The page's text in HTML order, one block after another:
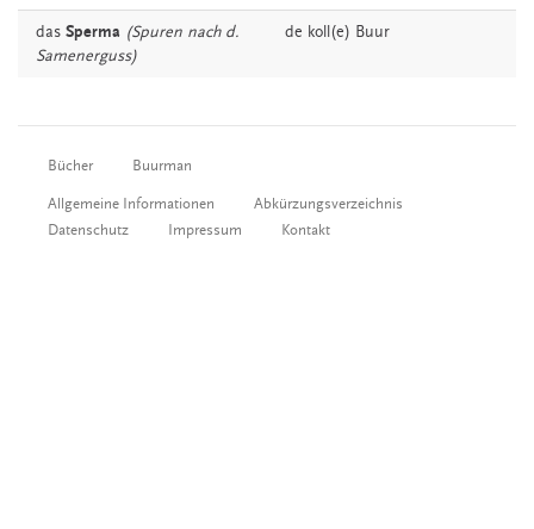
das Sperma (Spuren nach d.
Samenerguss)
de koll(e) Buur
Bücher Buurman
Allgemeine Informationen
Abkürzungsverzeichnis
Datenschutz
Impressum Kontakt